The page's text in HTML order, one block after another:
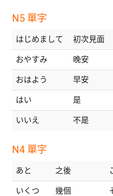
N5 單字
はじめまして 初次見面
おやすみ 晚安
おはよう 早安
はい 是
いいえ 不是
N4 單字
あと 之後
いくつ 幾個